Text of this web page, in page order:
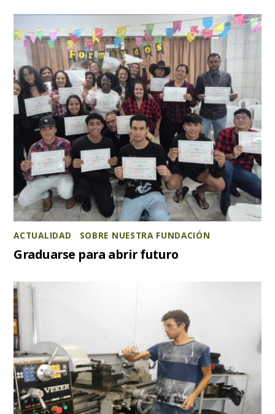
ACTUALIDAD SOBRE NUESTRA FUNDACIÓN
Graduarse para abrir futuro